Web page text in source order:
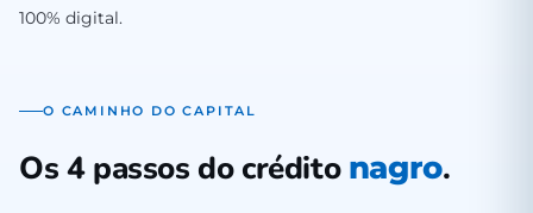
100% digital.
O CAMINHO DO CAPITAL
Os 4 passos do crédito nagro.